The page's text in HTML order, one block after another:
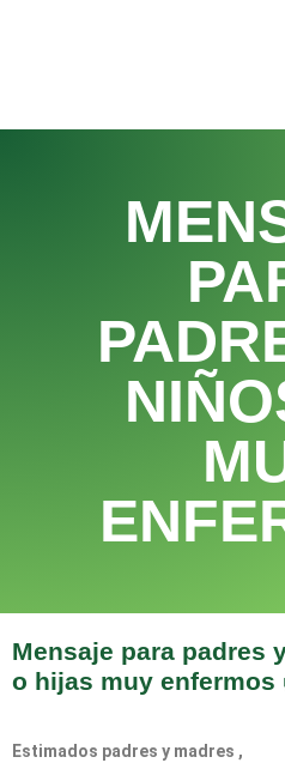
Mensaje para padres
o hijas muy enfermos
Estimados padres y madres ,